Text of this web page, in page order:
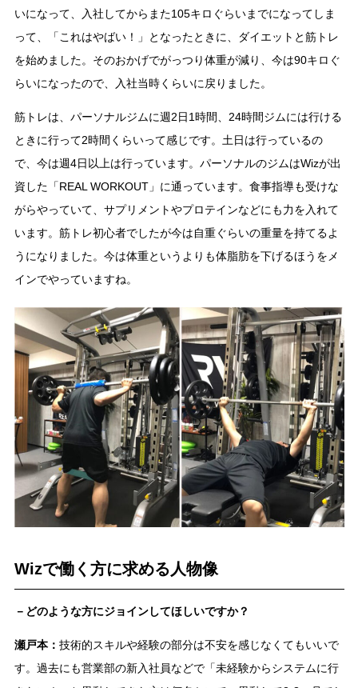
いになって、入社してからまた105キロぐらいまでになってしま
って、「これはやばい！」となったときに、ダイエットと筋トレ
を始めました。そのおかげでがっつり体重が減り、今は90キロぐ
らいになったので、入社当時くらいに戻りました。
筋トレは、パーソナルジムに週2日1時間、24時間ジムには行ける
ときに行って2時間くらいって感じです。土日は行っているの
で、今は週4日以上は行っています。パーソナルのジムはWizが出
資した「REAL WORKOUT」に通っています。食事指導も受けな
がらやっていて、サプリメントやプロテインなどにも力を入れて
います。筋トレ初心者でしたが今は自重ぐらいの重量を持てるよ
うになりました。今は体重というよりも体脂肪を下げるほうをメ
インでやっていますね。
Wizで働く方に求める人物像
－どのような方にジョインしてほしいですか？
瀬戸本： 技術的スキルや経験の部分は不安を感じなくてもいいで
す。過去にも営業部の新入社員などで「未経験からシステムに行